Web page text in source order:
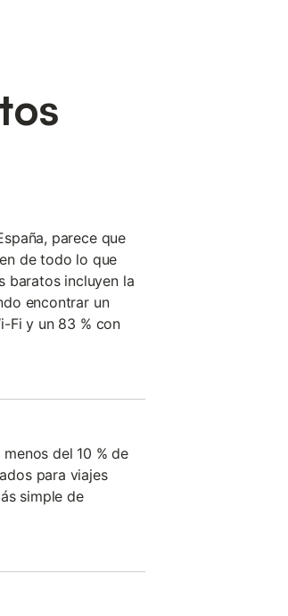
parece que
de todo lo que
baratos incluyen la
encontrar un
Fi y un 83 % con
del 10 % de
para viajes
simple de